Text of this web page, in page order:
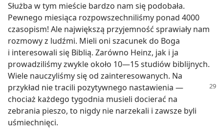
Służba w tym mieście bardzo nam się podobała.
Pewnego miesiąca rozpowszechniliśmy ponad 4000
czasopism! Ale największą przyjemność sprawiały nam
rozmowy z ludźmi. Mieli oni szacunek do Boga
i interesowali się Biblią. Zarówno Heinz, jak i ja
prowadziliśmy zwykle około 10—15 studiów biblijnych.
Wiele nauczyliśmy się od zainteresowanych. Na
przykład nie tracili pozytywnego nastawienia —
chociaż każdego tygodnia musieli docierać na
zebrania pieszo, to nigdy nie narzekali i zawsze byli
uśmiechnięci.